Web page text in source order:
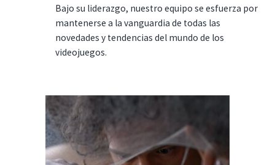
Bajo su liderazgo, nuestro equipo se esfuerza por
mantenerse a la vanguardia de todas las
novedades y tendencias del mundo de los
videojuegos.